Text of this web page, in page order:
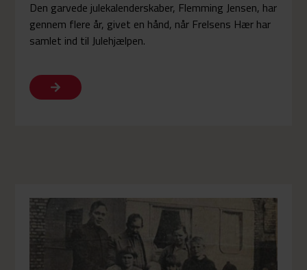
Den garvede julekalenderskaber, Flemming Jensen, har
gennem flere år, givet en hånd, når Frelsens Hær har
samlet ind til Julehjælpen.